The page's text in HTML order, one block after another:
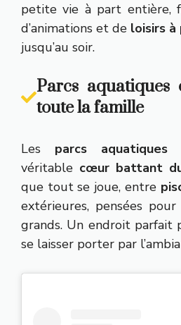
petite vie à part entière,
d’animations et de loisirs à
jusqu’au soir.
Parcs
toute la famille
Les parcs aquatiques
véritable cœur battant
que tout se joue, entre
extérieures, pensées
grands. Un endroit parfait
se laisser porter par